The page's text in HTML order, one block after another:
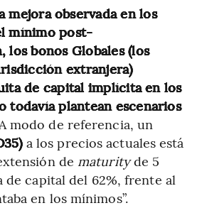
mejora observada en los
mínimo post-
bonos Globales (los
extranjera)
de capital implícita en los
todavía plantean escenarios
modo de referencia, un
a los precios actuales está
de maturityde 5
de capital del 62%, frente al
en los mínimos”.